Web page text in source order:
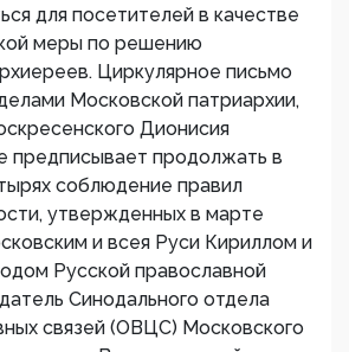
для посетителей в качестве
меры по решению
Циркулярное письмо
Московской патриархии,
Дионисия
предписывает продолжать в
соблюдение правил
утвержденных в марте
и всея Руси Кириллом и
Русской православной
Синодального отдела
связей (ОВЦС) Московского